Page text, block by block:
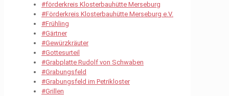
#förderkreis Klosterbauhütte Merseburg
#Förderkreis Klosterbauhütte Merseburg e.V.
#Frühling
#Gärtner
#Gewürzkräuter
#Gottesurteil
#Grabplatte Rudolf von Schwaben
#Grabungsfeld
#Grabungsfeld im Petrikloster
#Grillen